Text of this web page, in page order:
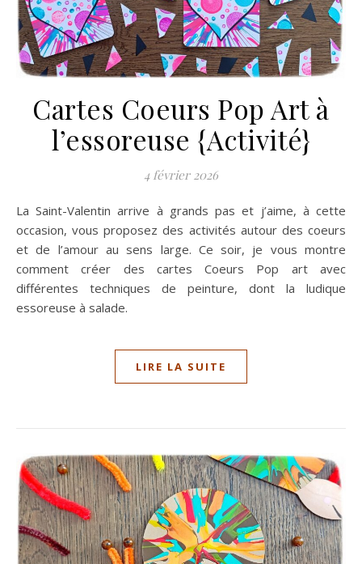
Cartes Coeurs Pop Art à
l’essoreuse {Activité}
4 février 2026
La Saint-Valentin arrive à grands pas et j’aime, à cette
occasion, vous proposez des activités autour des coeurs
et de l’amour au sens large. Ce soir, je vous montre
comment créer des cartes Coeurs Pop art avec
différentes techniques de peinture, dont la ludique
essoreuse à salade.
LIRE LA SUITE